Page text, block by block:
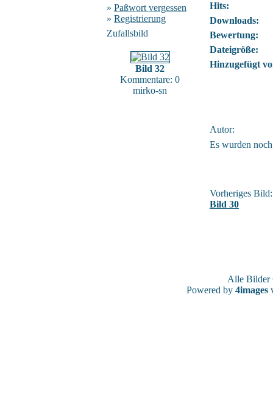
» Paßwort vergessen
» Registrierung
Zufallsbild
Bild 32
Kommentare: 0
mirko-sn
Hits:
Downloads:
Bewertung:
Dateigröße:
Hinzugefügt
Autor:
Es wurden
Vorheriges Bild:
Bild 30
Alle
Powered by 4images